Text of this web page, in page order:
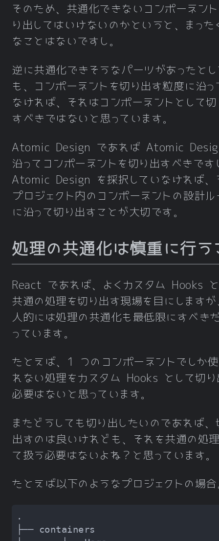
そのため、共通化できないコンポーネン
り出してはいけないのかというと、まった
なことはないですし。
逆に共通化できそうなパーツがあったとし
も、コンポーネントを切り出す粒度に沿っ
なければ、それはコンポーネントとして切
すべきではないと思っています。
Atomic Design であれば Atomic
沿ってコンポーネントを切り出すべきです
Atomic Design を採択していなければ、
プロジェクト内のコンポーネントの設計ル
に沿って切り出すことが大切です。
処理の共通化は慎重に行う
React であれば、よくカスタム Hooks
共通の処理を切り出す現場を目にしますが
人的には処理の共通化も最低限にすべき
っています。
たとえば、1 つのコンポーネントでしか
れない処理をカスタム Hooks として切り
必要はないと思っています。
またどうしても切り出したいのであれば、
出すのは良いけれども、それを共通の処
て扱う必要はないよね？と思っています。
たとえば以下のようなプロジェクトの場合